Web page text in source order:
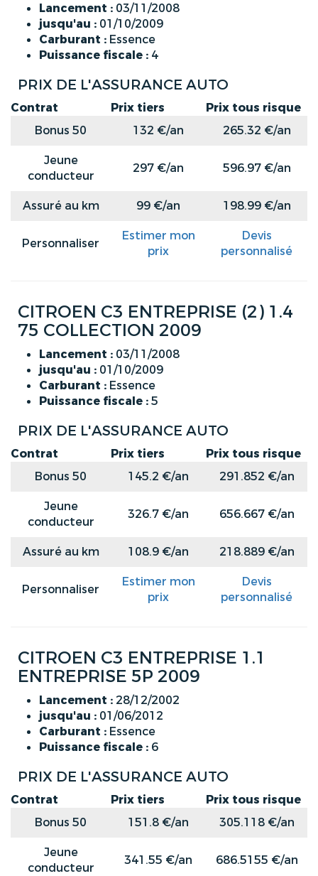
Lancement : 03/11/2008
jusqu'au : 01/10/2009
Carburant : Essence
Puissance fiscale : 4
PRIX DE L'ASSURANCE AUTO
Contrat Prix tiers
Prix tous risque
Bonus 50
132 €/an
265.32 €/an
Jeune
conducteur
297 €/an 596.97 €/an
Assuré au km 99 €/an 198.99 €/an
Personnaliser
Estimer mon
prix
Devis
personnalisé
CITROEN C3 ENTREPRISE (2) 1.4
75 COLLECTION 2009
Lancement : 03/11/2008
jusqu'au : 01/10/2009
Carburant : Essence
Puissance fiscale :5
PRIX DE L'ASSURANCE AUTO
Contrat Prix tiers
Prix tous risque
Bonus 50
145.2 €/an
291.852 €/an
Jeune
conducteur
326.7 €/an 656.667 €/an
Assuré au km 108.9 €/an 218.889 €/an
Personnaliser
Estimer mon
prix
Devis
personnalisé
CITROEN C3 ENTREPRISE 1.1
ENTREPRISE 5P 2009
Lancement : 28/12/2002
jusqu'au : 01/06/2012
Carburant : Essence
Puissance fiscale : 6
PRIX DE L'ASSURANCE AUTO
Contrat Prix tiers
Prix tous risque
Bonus 50
151.8 €/an
305.118 €/an
Jeune
conducteur
341.55 €/an 686.5155 €/an